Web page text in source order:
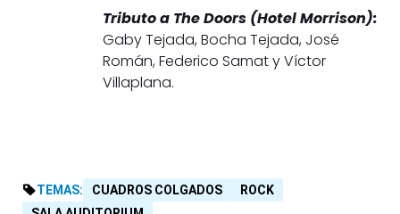
Tributo a The Doors (Hotel Morrison):
Gaby Tejada, Bocha Tejada, José
Román, Federico Samat y Víctor
Villaplana.
TEMAS: CUADROS COLGADOS
ROCK